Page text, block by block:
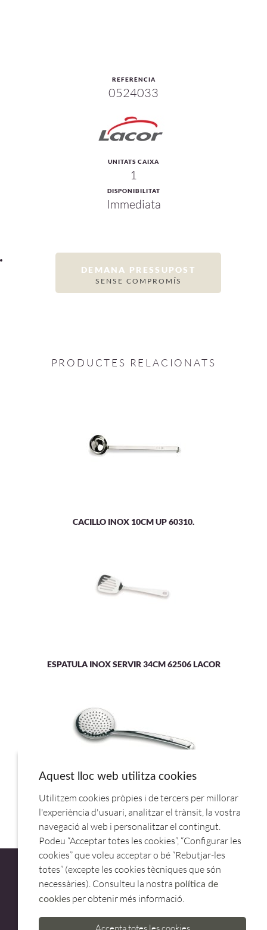
REFERÈNCIA
0524033
UNITATS CAIXA
1
DISPONIBILITAT
Immediata
DEMANA PRESSUPOST
SENSE COMPROMÍS
PRODUCTES RELACIONATS
CACILLO INOX 10CM UP 60310.
ESPATULA INOX SERVIR 34CM 62506 LACOR
ESPUMADERA INOX 11CM PROFESIONAL 72804 LACOR
ATENCIÓ AL CLIENT
Aquest lloc web utilitza cookies
Utilitzem cookies pròpies i de tercers per millorar
l'experiència d'usuari, analitzar el trànsit, la vostra
navegació al web i personalitzar el contingut.
Podeu “Acceptar totes les cookies”, “Configurar les
cookies” que voleu acceptar o bé “Rebutjar-les
totes” (excepte les cookies tècniques que són
necessàries). Consulteu la nostra política de
cookies per obtenir més informació.